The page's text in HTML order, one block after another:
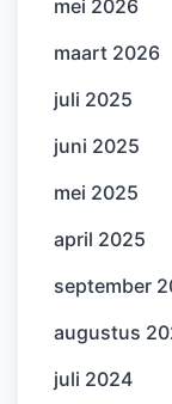
mei 2026
maart 2026
juli 2025
juni 2025
mei 2025
april 2025
september
augustus
juli 2024